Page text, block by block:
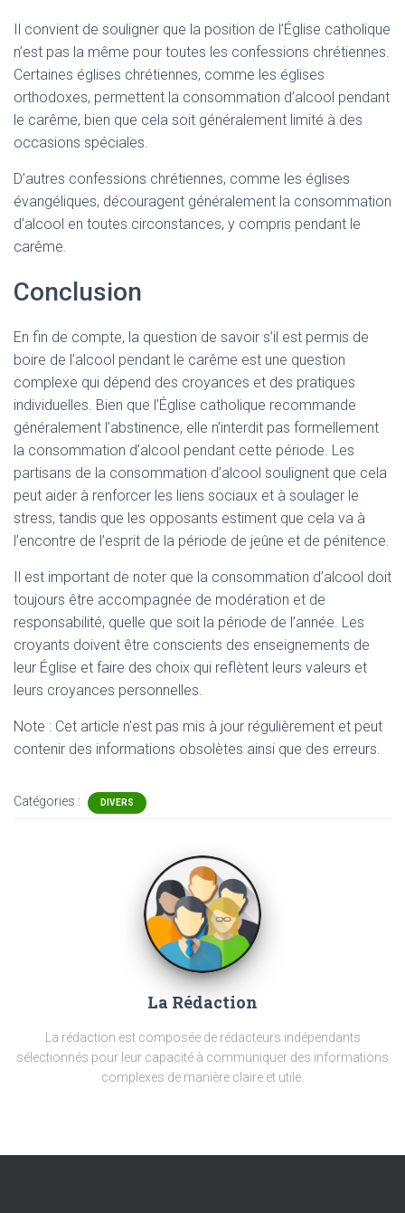
Il convient de souligner que la position de l’Église catholique
n’est pas la même pour toutes les confessions chrétiennes.
Certaines églises chrétiennes, comme les églises
orthodoxes, permettent la consommation d’alcool pendant
le carême, bien que cela soit généralement limité à des
occasions spéciales.
D’autres confessions chrétiennes, comme les églises
évangéliques, découragent généralement la consommation
d’alcool en toutes circonstances, y compris pendant le
carême.
Conclusion
En fin de compte, la question de savoir s’il est permis de
boire de l’alcool pendant le carême est une question
complexe qui dépend des croyances et des pratiques
individuelles. Bien que l’Église catholique recommande
généralement l’abstinence, elle n’interdit pas formellement
la consommation d’alcool pendant cette période. Les
partisans de la consommation d’alcool soulignent que cela
peut aider à renforcer les liens sociaux et à soulager le
stress, tandis que les opposants estiment que cela va à
l’encontre de l’esprit de la période de jeûne et de pénitence.
Il est important de noter que la consommation d’alcool doit
toujours être accompagnée de modération et de
responsabilité, quelle que soit la période de l’année. Les
croyants doivent être conscients des enseignements de
leur Église et faire des choix qui reflètent leurs valeurs et
leurs croyances personnelles.
Note : Cet article n'est pas mis à jour régulièrement et peut
contenir des informations obsolètes ainsi que des erreurs.
Catégories : DIVERS
La Rédaction
La rédaction est composée de rédacteurs indépendants
sélectionnés pour leur capacité à communiquer des informations
complexes de manière claire et utile.